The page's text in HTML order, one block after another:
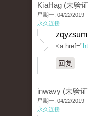
KiaHag (未验
星期一, 04/22/2019
永久连接
<a href="
回复
inwavy (未验
星期一, 04/22/2019
永久连接